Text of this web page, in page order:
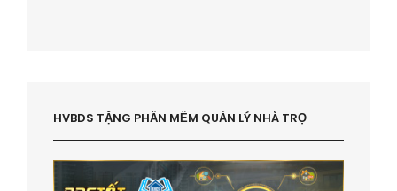
HVBDS TẶNG PHẦN MỀM QUẢN LÝ NHÀ TRỌ